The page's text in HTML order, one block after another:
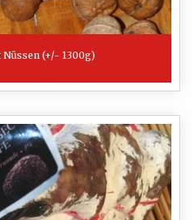
(+/- 1300g)